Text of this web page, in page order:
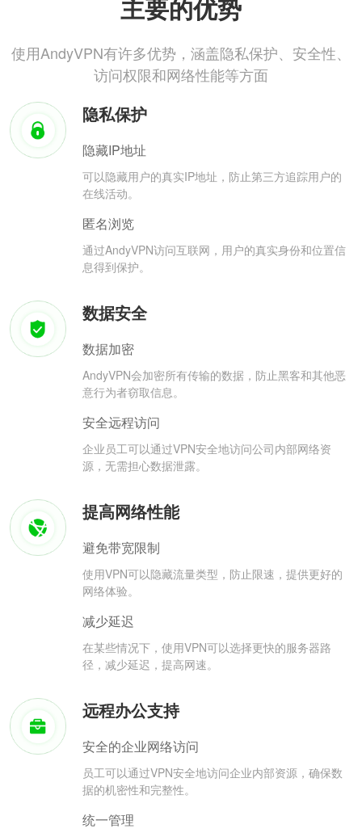
主要的优势
使用AndyVPN有许多优势，涵盖隐私保护、安全性、
访问权限和网络性能等方面
隐私保护
隐藏IP地址
可以隐藏用户的真实IP地址，防止第三方追踪用户的
在线活动。
匿名浏览
通过AndyVPN访问互联网，用户的真实身份和位置信
息得到保护。
数据安全
数据加密
AndyVPN会加密所有传输的数据，防止黑客和其他恶
意行为者窃取信息。
安全远程访问
企业员工可以通过VPN安全地访问公司内部网络资
源，无需担心数据泄露。
提高网络性能
避免带宽限制
使用VPN可以隐藏流量类型，防止限速，提供更好的
网络体验。
减少延迟
在某些情况下，使用VPN可以选择更快的服务器路
径，减少延迟，提高网速。
远程办公支持
安全的企业网络访问
员工可以通过VPN安全地访问企业内部资源，确保数
据的机密性和完整性。
统一管理